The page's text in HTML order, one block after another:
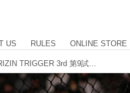
US RULES ONLINE STORE